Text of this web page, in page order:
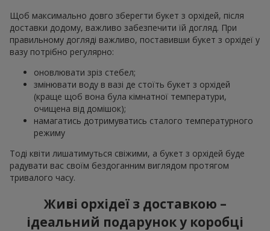
Щоб максимально довго зберегти букет з орхідей, після
доставки додому, важливо забезпечити їй догляд. При
правильному догляді важливо, поставивши букет з орхідеї у
вазу потрібно регулярно:
оновлювати зріз стебел;
змінювати воду в вазі де стоїть букет з орхідей
(краще щоб вона була кімнатної температури,
очищена від домішок);
намагатись дотримуватись сталого температурного
режиму
Тоді квіти лишатимуться свіжими, а букет з орхідей буде
радувати вас своїм бездоганним виглядом протягом
тривалого часу.
Живі орхідеї з доставкою –
ідеальний подарунок у коробці